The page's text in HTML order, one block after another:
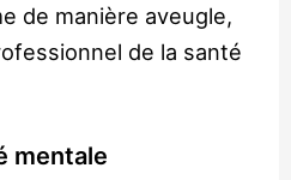
de manière aveugle,
de la santé
mentale